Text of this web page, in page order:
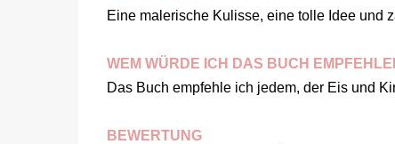
Eine malerische Kulisse, eine tolle Idee und
WEM WÜRDE ICH DAS BUCH
Das Buch empfehle ich jedem, der Eis und
BEWERTUNG